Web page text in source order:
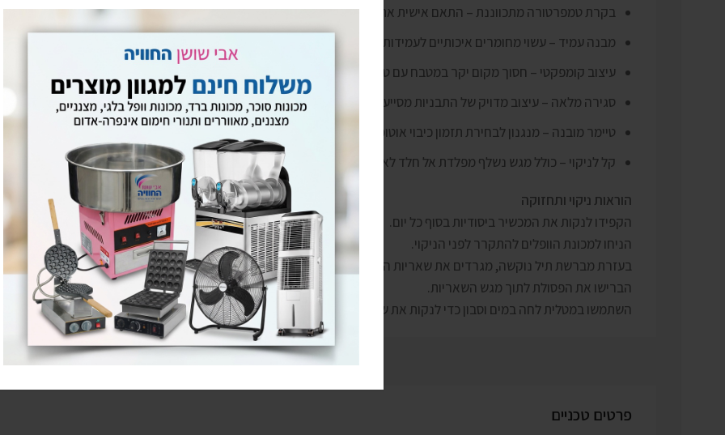
בקרת טמפרטורה מתכווננת – התאם אישית את המרקם וההשחמה של הוופל שלכך כך שיתאימו להעדפות הלקוחות.
מבנה עמיד – עשוי מחומרים איכותיים לעמידות לאורך זמן במטבח מסחרי.
עיצוב קומפקטי – חסוך מקום יקר במטבח עם טביעת הרגל הקומפקטית שלו תוך שמירה על תפוקה גבוהה.
סגירה מלאה – עיצוב מדויק של התבניות מסייע לפיזור אחיד וממזער חללים ריקים ונזילות.
טיימר מובנה – מנגנון לבחירת תזמון כיבוי אוטומטי למניעת בישול יתר.
קל לניקוי – כולל מגש נשלף מפלדת אל חלד לאיסוף שאריות וטפטופים.
הוראות ניקוי ותחזוקה
הקפידו לנקות את המכשיר ביסודיות בסוף כל יום.
הניחו למכונת הוופלים להתקרר לפני הניקוי.
בעזרת מברשת תיל נוקשה, מגרדים את שאריות המזון מהפלטות העליונות והתחתונות.
הברישו את הפסולת לתוך מגש השאריות.
השתמשו במטלית לחה במים וסבון כדי לנקות את שטחי הנירוסטה.
פרטים טכניים